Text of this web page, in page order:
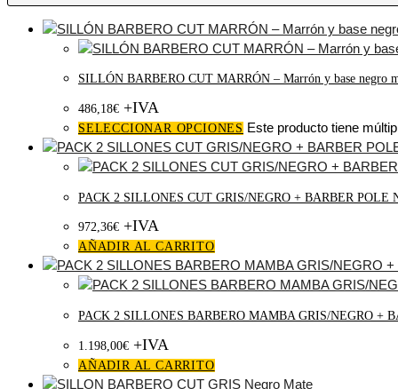
SILLÓN BARBERO CUT MARRÓN – Marrón y base negro
486,18€ +IVA
SELECCIONAR OPCIONES Este producto tiene
PACK 2 SILLONES CUT GRIS/NEGRO + BARBER POLE
972,36€ +IVA
AÑADIR AL CARRITO
PACK 2 SILLONES BARBERO MAMBA GRIS/NEGRO +
1.198,00€ +IVA
AÑADIR AL CARRITO